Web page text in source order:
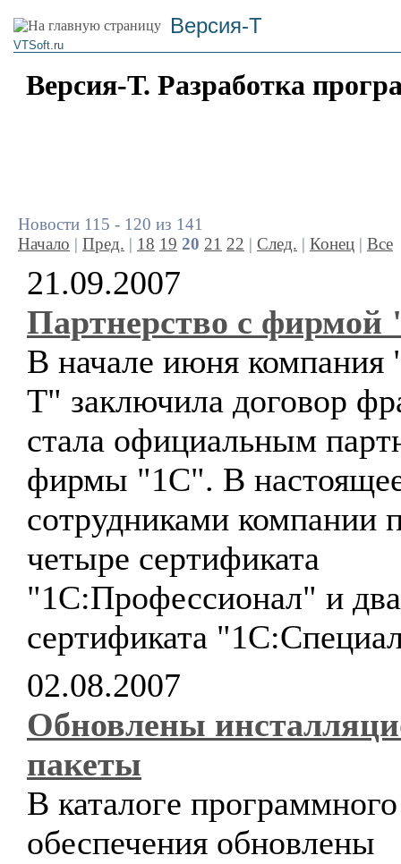
Версия-Т
VTSoft.ru
Версия-Т. Разработка
Новости 115 - 120 из 141
Начало | Пред. | 18 19 20 21 22 | След. | Конец | Все
21.09.2007
Партнерство с
В начале июня компания
Т" заключила договор
стала официальным
фирмы "1С". В
сотрудниками компании
четыре сертификата
"1С:Профессионал" и два
сертификата
02.08.2007
Обновлены
пакеты
В каталоге программного
обеспечения обновлены